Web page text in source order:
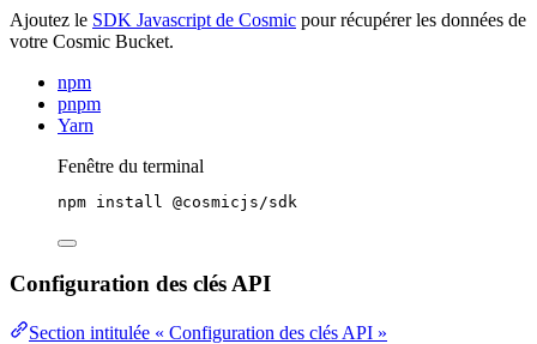
Ajoutez le SDK Javascript de Cosmic pour récupérer les données de
votre Cosmic Bucket.
npm
pnpm
Yarn
Fenêtre du terminal
npm install @cosmicjs/sdk
Configuration des clés API
Section intitulée « Configuration des clés API »